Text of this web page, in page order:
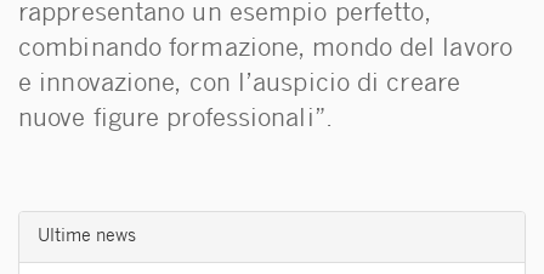
rappresentano un esempio perfetto,
combinando formazione, mondo del lavoro
e innovazione, con l’auspicio di creare
nuove figure professionali”.
Ultime news